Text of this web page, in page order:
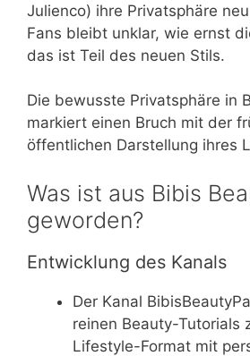
Julienco) ihre Privatsphäre
Fans bleibt unklar, wie ernst
das ist Teil des neuen Stils.
Die bewusste Privatsphäre in
markiert einen Bruch mit der
öffentlichen Darstellung ihres
Was ist aus Bibis
geworden?
Entwicklung des Kanals
Der Kanal
reinen Beauty-Tutorials
Lifestyle-Format mit